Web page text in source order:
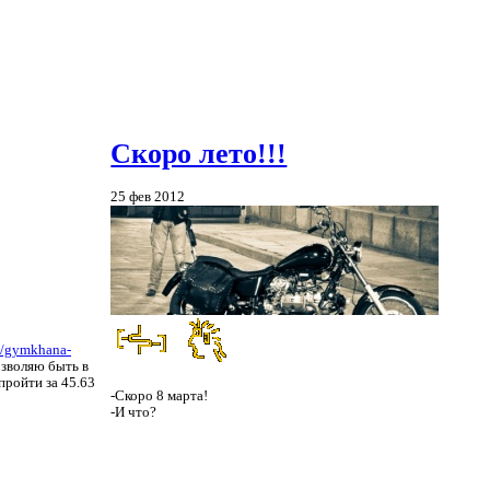
быть в
за 45.63
Скоро лето!!!
25 фев 2012
-Скоро 8 марта!
-И что?